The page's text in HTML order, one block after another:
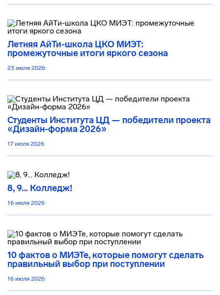
Летняя АйТи-школа ЦКО МИЭТ:
промежуточные итоги яркого сезона
23 июля 2026
Студенты Института ЦД — победители проекта
«Дизайн-форма 2026»
17 июля 2026
8, 9… Колледж!
16 июля 2026
10 фактов о МИЭТе, которые помогут сделать
правильный выбор при поступлении
16 июля 2026